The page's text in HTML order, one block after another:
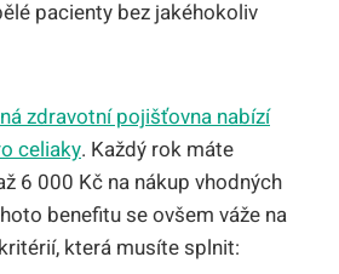
pacienty bez jakéhokoliv
zdravotní pojišťovna nabízí
celiaky. Každý rok máte
6 000 Kč na nákup vhodných
benefitu se ovšem váže na
která musíte splnit: